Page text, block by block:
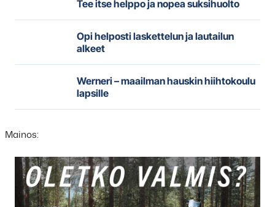
Tee itse helppo ja nopea suksihuolto
Opi helposti laskettelun ja lautailun
alkeet
Werneri – maailman hauskin hiihtokoulu
lapsille
Mainos:
Hyppää
karusellisisällön